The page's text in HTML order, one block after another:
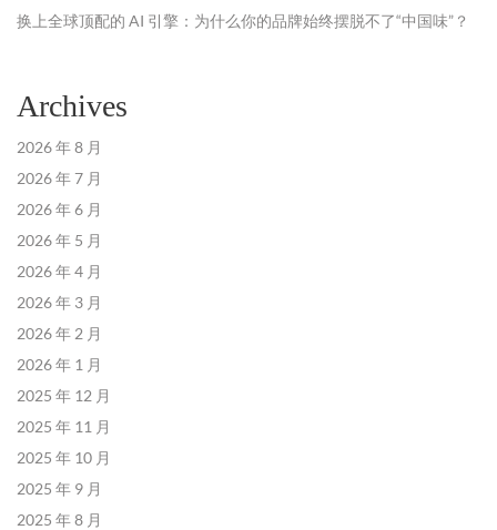
换上全球顶配的 AI 引擎：为什么你的品牌始终摆脱不了“中国味”？
Archives
2026 年 8 月
2026 年 7 月
2026 年 6 月
2026 年 5 月
2026 年 4 月
2026 年 3 月
2026 年 2 月
2026 年 1 月
2025 年 12 月
2025 年 11 月
2025 年 10 月
2025 年 9 月
2025 年 8 月